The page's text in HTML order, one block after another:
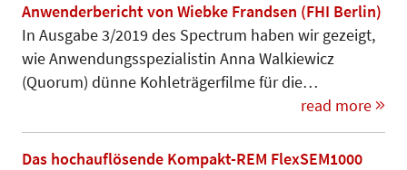
Anwenderbericht von Wiebke Frandsen (FHI Berlin)
In Ausgabe 3/2019 des Spectrum haben wir gezeigt,
wie Anwendungsspezialistin Anna Walkiewicz
(Quorum) dünne Kohleträgerfilme für die…
read more
Das hochauflösende Kompakt-REM FlexSEM1000